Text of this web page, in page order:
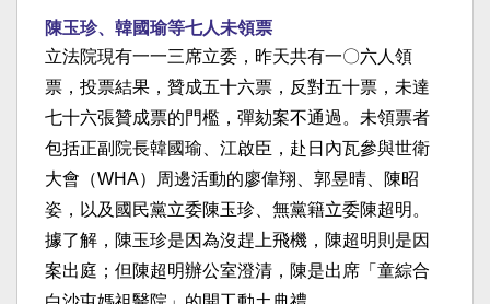
陳玉珍、韓國瑜等七人未領票
立法院現有一一三席立委，昨天共有一〇六人領
票，投票結果，贊成五十六票，反對五十票，未達
七十六張贊成票的門檻，彈劾案不通過。未領票者
包括正副院長韓國瑜、江啟臣，赴日內瓦參與世衛
大會（WHA）周邊活動的廖偉翔、郭昱晴、陳昭
姿，以及國民黨立委陳玉珍、無黨籍立委陳超明。
據了解，陳玉珍是因為沒趕上飛機，陳超明則是因
案出庭；但陳超明辦公室澄清，陳是出席「童綜合